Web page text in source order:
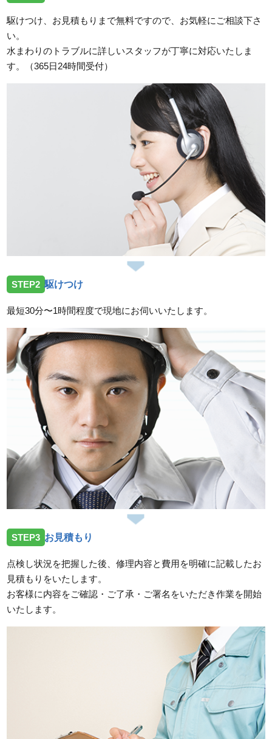
駆けつけ、お見積もりまで無料ですので、お気軽にご相談下さ
い。
水まわりのトラブルに詳しいスタッフが丁寧に対応いたしま
す。（365日24時間受付）
STEP2 駆けつけ
最短30分〜1時間程度で現地にお伺いいたします。
STEP3 お見積もり
点検し状況を把握した後、修理内容と費用を明確に記載したお
見積もりをいたします。
お客様に内容をご確認・ご了承・ご署名をいただき作業を開始
いたします。